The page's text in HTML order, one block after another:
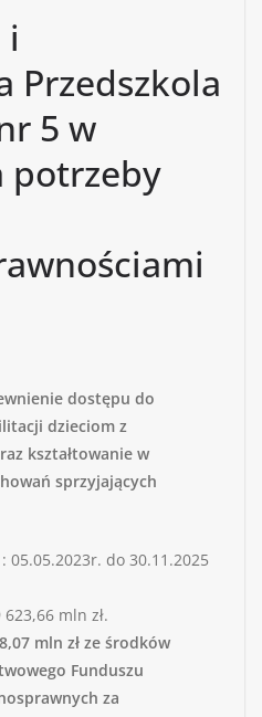
i
Przedszkola
5 w
potrzeby
dostępu do
dzieciom z
kształtowanie w
sprzyjających
do 30.11.2025
mln zł.
mln zł ze środków
Funduszu
za